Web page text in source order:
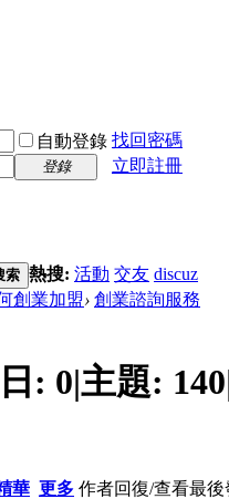
自動登錄 找回密碼
登錄
立即註冊
索 熱搜: 活動 交友 discuz
創業加盟› 創業諮詢服務
: 0|主題: 140
華 更多 作者回復/查看最後